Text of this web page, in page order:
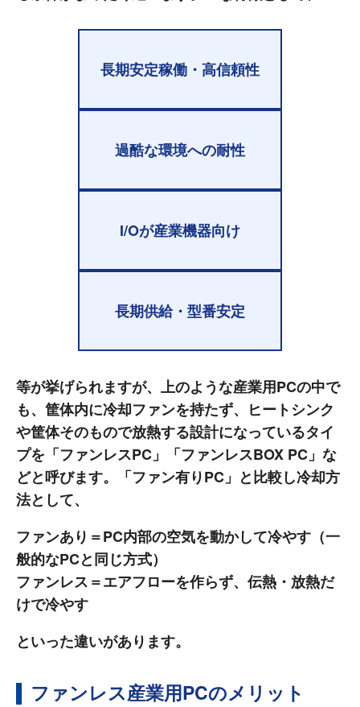
長期安定稼働・高信頼性
過酷な環境への耐性
I/Oが産業機器向け
長期供給・型番安定
等が挙げられますが、上のような産業用PCの中で
も、筐体内に冷却ファンを持たず、ヒートシンク
や筐体そのもので放熱する設計になっているタイ
プを「ファンレスPC」「ファンレスBOX PC」な
どと呼びます。「ファン有りPC」と比較し冷却方
法として、
ファンあり＝PC内部の空気を動かして冷やす（一
般的なPCと同じ方式）
ファンレス＝エアフローを作らず、伝熱・放熱だ
けで冷やす
といった違いがあります。
ファンレス産業用PCのメリット